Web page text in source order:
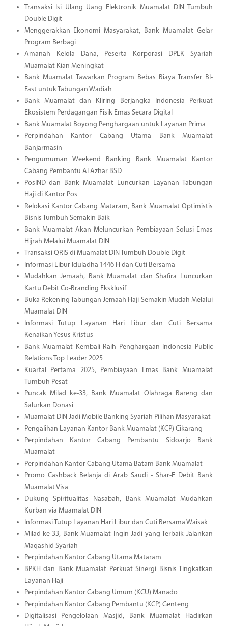
Transaksi Isi Ulang Uang Elektronik Muamalat DIN Tumbuh
Double Digit
Menggerakkan Ekonomi Masyarakat, Bank Muamalat Gelar
Program Berbagi
Amanah Kelola Dana, Peserta Korporasi DPLK Syariah
Muamalat Kian Meningkat
Bank Muamalat Tawarkan Program Bebas Biaya Transfer BI-
Fast untuk Tabungan Wadiah
Bank Muamalat dan Kliring Berjangka Indonesia Perkuat
Ekosistem Perdagangan Fisik Emas Secara Digital
Bank Muamalat Boyong Penghargaan untuk Layanan Prima
Perpindahan Kantor Cabang Utama Bank Muamalat
Banjarmasin
Pengumuman Weekend Banking Bank Muamalat Kantor
Cabang Pembantu Al Azhar BSD
PosIND dan Bank Muamalat Luncurkan Layanan Tabungan
Haji di Kantor Pos
Relokasi Kantor Cabang Mataram, Bank Muamalat Optimistis
Bisnis Tumbuh Semakin Baik
Bank Muamalat Akan Meluncurkan Pembiayaan Solusi Emas
Hijrah Melalui Muamalat DIN
Transaksi QRIS di Muamalat DIN Tumbuh Double Digit
Informasi Libur Iduladha 1446 H dan Cuti Bersama
Mudahkan Jemaah, Bank Muamalat dan Shafira Luncurkan
Kartu Debit Co-Branding Eksklusif
Buka Rekening Tabungan Jemaah Haji Semakin Mudah Melalui
Muamalat DIN
Informasi Tutup Layanan Hari Libur dan Cuti Bersama
Kenaikan Yesus Kristus
Bank Muamalat Kembali Raih Penghargaan Indonesia Public
Relations Top Leader 2025
Kuartal Pertama 2025, Pembiayaan Emas Bank Muamalat
Tumbuh Pesat
Puncak Milad ke-33, Bank Muamalat Olahraga Bareng dan
Salurkan Donasi
Muamalat DIN Jadi Mobile Banking Syariah Pilihan Masyarakat
Pengalihan Layanan Kantor Bank Muamalat (KCP) Cikarang
Perpindahan Kantor Cabang Pembantu Sidoarjo Bank
Muamalat
Perpindahan Kantor Cabang Utama Batam Bank Muamalat
Promo Cashback Belanja di Arab Saudi - Shar-E Debit Bank
Muamalat Visa
Dukung Spiritualitas Nasabah, Bank Muamalat Mudahkan
Kurban via Muamalat DIN
Informasi Tutup Layanan Hari Libur dan Cuti Bersama Waisak
Milad ke-33, Bank Muamalat Ingin Jadi yang Terbaik Jalankan
Maqashid Syariah
Perpindahan Kantor Cabang Utama Mataram
BPKH dan Bank Muamalat Perkuat Sinergi Bisnis Tingkatkan
Layanan Haji
Perpindahan Kantor Cabang Umum (KCU) Manado
Perpindahan Kantor Cabang Pembantu (KCP) Genteng
Digitalisasi Pengelolaan Masjid, Bank Muamalat Hadirkan